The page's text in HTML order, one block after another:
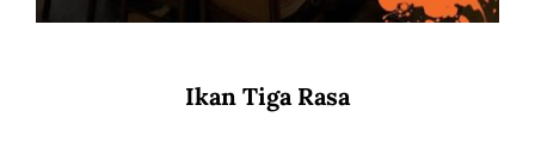
Ikan Tiga Rasa